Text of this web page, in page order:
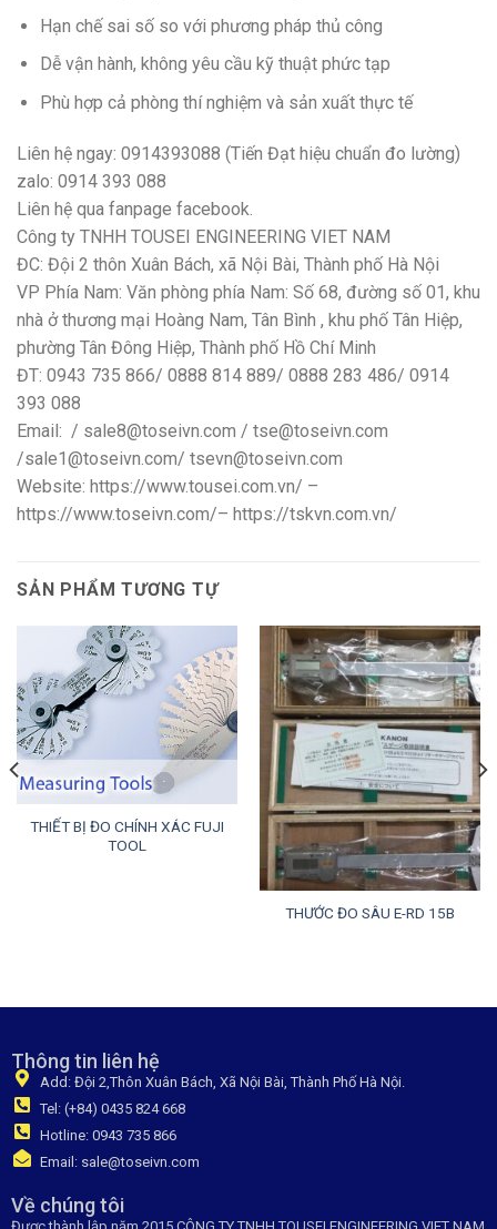
Hạn chế sai số so với phương pháp thủ công
Dễ vận hành, không yêu cầu kỹ thuật phức tạp
Phù hợp cả phòng thí nghiệm và sản xuất thực tế
Liên hệ ngay: 0914393088 (Tiến Đạt hiệu chuẩn đo lường)
zalo: 0914 393 088
Liên hệ qua fanpage facebook.
Công ty TNHH TOUSEI ENGINEERING VIET NAM
ĐC: Đội 2 thôn Xuân Bách, xã Nội Bài, Thành phố Hà Nội
VP Phía Nam: Văn phòng phía Nam: Số 68, đường số 01, khu
nhà ở thương mại Hoàng Nam, Tân Bình , khu phố Tân Hiệp,
phường Tân Đông Hiệp, Thành phố Hồ Chí Minh
ĐT: 0943 735 866/ 0888 814 889/ 0888 283 486/ 0914
393 088
Email: / sale8@toseivn.com / tse@toseivn.com
/sale1@toseivn.com/ tsevn@toseivn.com
Website: https://www.tousei.com.vn/ –
https://www.toseivn.com/– https://tskvn.com.vn/
SẢN PHẨM TƯƠNG TỰ
THIẾT BỊ ĐO CHÍNH XÁC FUJI
TOOL
THƯỚC ĐO SÂU E-RD 15B
Thông tin liên hệ
Add: Đội 2,Thôn Xuân Bách, Xã Nội Bài, Thành Phố Hà Nội.
Tel: (+84) 0435 824 668
Hotline: 0943 735 866
Email: sale@toseivn.com
Về chúng tôi